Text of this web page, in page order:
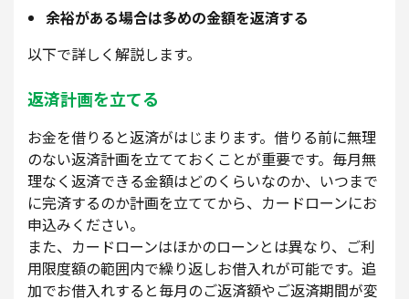
余裕がある場合は多めの金額を返済する
以下で詳しく解説します。
返済計画を立てる
お金を借りると返済がはじまります。借りる前に無理
のない返済計画を立てておくことが重要です。毎月無
理なく返済できる金額はどのくらいなのか、いつまで
に完済するのか計画を立ててから、カードローンにお
申込みください。
また、カードローンはほかのローンとは異なり、ご利
用限度額の範囲内で繰り返しお借入れが可能です。追
加でお借入れすると毎月のご返済額やご返済期間が変